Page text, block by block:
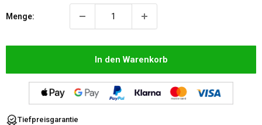
Menge:
In den Warenkorb
Tiefpreisgarantie